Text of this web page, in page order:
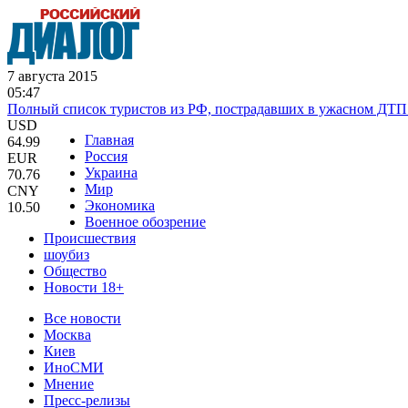
7 августа 2015
05:47
Полный список туристов из РФ, пострадавших в ужасном
USD
64.99
EUR
70.76
CNY
10.50
Главная
Россия
Украина
Мир
Экономика
Военное обозрение
Происшествия
шоубиз
Общество
Новости 18+
Все новости
Москва
Киев
ИноСМИ
Мнение
Пресс-релизы